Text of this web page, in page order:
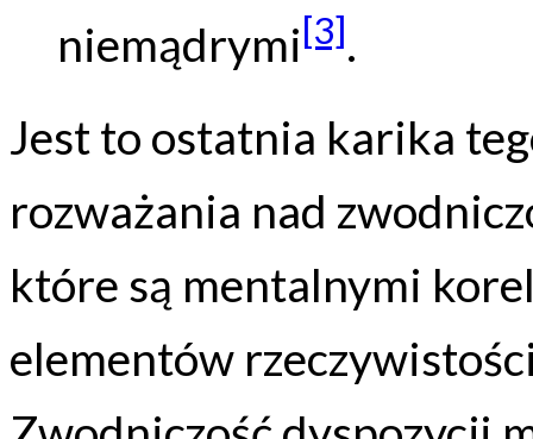
niemądrymi[3].
Jest to ostatnia karika
rozważania nad
które są mentalnymi
elementów